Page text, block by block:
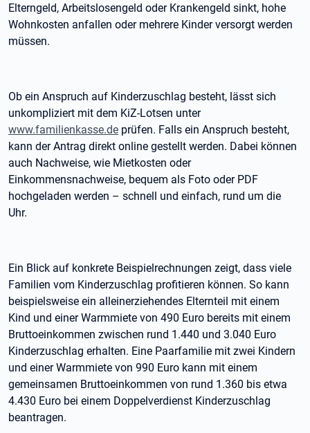
Elterngeld, Arbeitslosengeld oder Krankengeld sinkt, hohe
Wohnkosten anfallen oder mehrere Kinder versorgt werden
müssen.
Ob ein Anspruch auf Kinderzuschlag besteht, lässt sich
unkompliziert mit dem KiZ-Lotsen unter
www.familienkasse.de prüfen. Falls ein Anspruch besteht,
kann der Antrag direkt online gestellt werden. Dabei können
auch Nachweise, wie Mietkosten oder
Einkommensnachweise, bequem als Foto oder PDF
hochgeladen werden – schnell und einfach, rund um die
Uhr.
Ein Blick auf konkrete Beispielrechnungen zeigt, dass viele
Familien vom Kinderzuschlag profitieren können. So kann
beispielsweise ein alleinerziehendes Elternteil mit einem
Kind und einer Warmmiete von 490 Euro bereits mit einem
Bruttoeinkommen zwischen rund 1.440 und 3.040 Euro
Kinderzuschlag erhalten. Eine Paarfamilie mit zwei Kindern
und einer Warmmiete von 990 Euro kann mit einem
gemeinsamen Bruttoeinkommen von rund 1.360 bis etwa
4.430 Euro bei einem Doppelverdienst Kinderzuschlag
beantragen.